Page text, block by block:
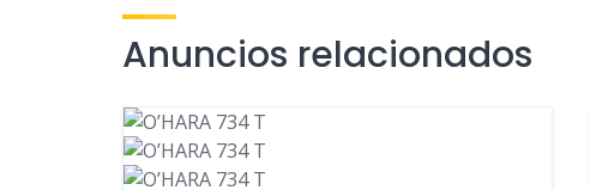
Anuncios relacionados